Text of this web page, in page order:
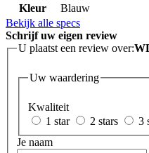
Kleur
Blauw
Bekijk alle specs
Schrijf uw eigen review
U plaatst een review over:
Uw waardering
Kwaliteit
1 star
2 stars 3
Je naam